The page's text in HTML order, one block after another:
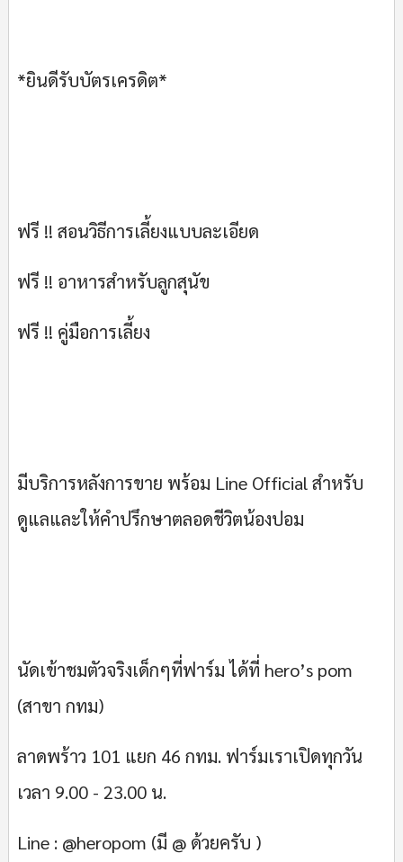
*ยินดีรับบัตรเครดิต*
ฟรี !! สอนวิธีการเลี้ยงแบบละเอียด
ฟรี !! อาหารสำหรับลูกสุนัข
ฟรี !! คู่มือการเลี้ยง
มีบริการหลังการขาย พร้อม Line Official สำหรับ
ดูแลและให้คำปรึกษาตลอดชีวิตน้องปอม
นัดเข้าชมตัวจริงเด็กๆที่ฟาร์ม ได้ที่ hero’s pom
(สาขา กทม)
ลาดพร้าว 101 แยก 46 กทม. ฟาร์มเราเปิดทุกวัน
เวลา 9.00 - 23.00 น.
Line : @heropom (มี @ ด้วยครับ )